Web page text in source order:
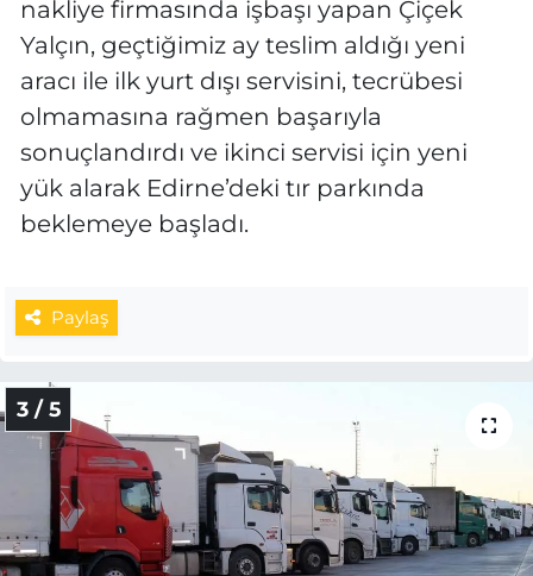
nakliye firmasında işbaşı yapan Çiçek
Yalçın, geçtiğimiz ay teslim aldığı yeni
aracı ile ilk yurt dışı servisini, tecrübesi
olmamasına rağmen başarıyla
sonuçlandırdı ve ikinci servisi için yeni
yük alarak Edirne’deki tır parkında
beklemeye başladı.
Paylaş
3 / 5